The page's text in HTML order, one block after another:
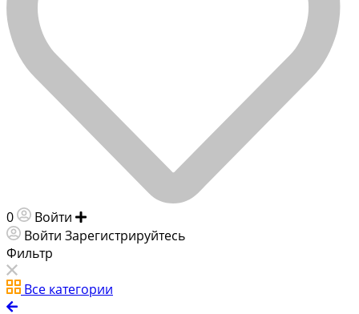
0 Войти
Войти Зарегистрируйтесь
Фильтр
Все категории